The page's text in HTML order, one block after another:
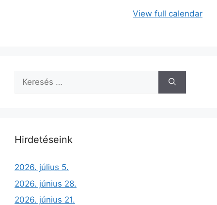
View full calendar
Hirdetéseink
2026. július 5.
2026. június 28.
2026. június 21.